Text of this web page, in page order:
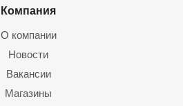
Компания
О компании
Новости
Вакансии
Магазины